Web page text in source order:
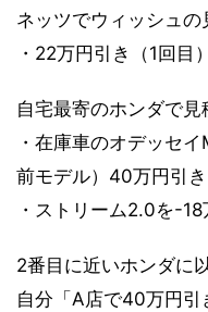
ネッツでウィッシュの
・22万円引き（1回目
自宅最寄のホンダで見
・在庫車のオデッセ
前モデル）40万円引き
・ストリーム2.0を-18
2番目に近いホンダに
自分「A店で40万円引